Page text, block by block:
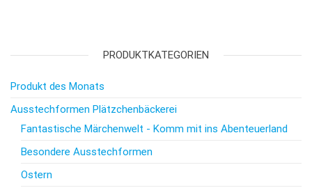
PRODUKTKATEGORIEN
Produkt des Monats
Ausstechformen Plätzchenbäckerei
Fantastische Märchenwelt - Komm mit ins Abenteuerland
Besondere Ausstechformen
Ostern